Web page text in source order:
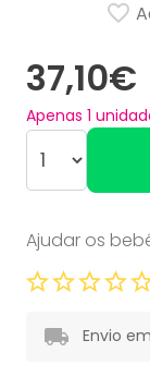
37,10€
Apenas 1
Ajudar os
Envio